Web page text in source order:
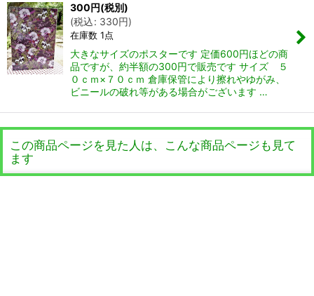
300円(税別)
(税込: 330円)
在庫数 1点
大きなサイズのポスターです 定価600円ほどの商
品ですが、約半額の300円で販売です サイズ ５
０ｃｍ×７０ｃｍ 倉庫保管により擦れやゆがみ、
ビニールの破れ等がある場合がございます …
この商品ページを見た人は、こんな商品ページも見て
ます